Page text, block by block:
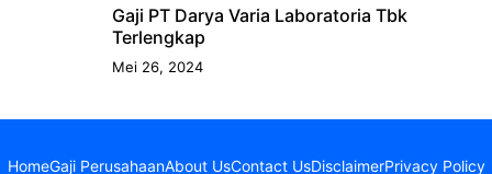
Gaji PT Darya Varia Laboratoria Tbk
Terlengkap
Mei 26, 2024
HomeGaji PerusahaanAbout UsContact UsDisclaimerPrivacy Policy